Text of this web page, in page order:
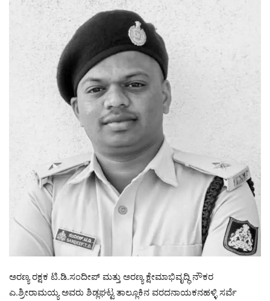
ಅರಣ್ಯ ರಕ್ಷಕ ಟಿ.ಡಿ.ಸಂದೀಪ್ ಮತ್ತು ಅರಣ್ಯ ಕ್ಷೇಮಾಭಿವೃದ್ಧಿ ನೌಕರ
ಎ.ಶ್ರೀರಾಮಯ್ಯ ಅವರು ಶಿಡ್ಲಘಟ್ಟ ತಾಲ್ಲೂಕಿನ ವರದನಾಯಕನಹಳ್ಳಿ ಸರ್ವೆ